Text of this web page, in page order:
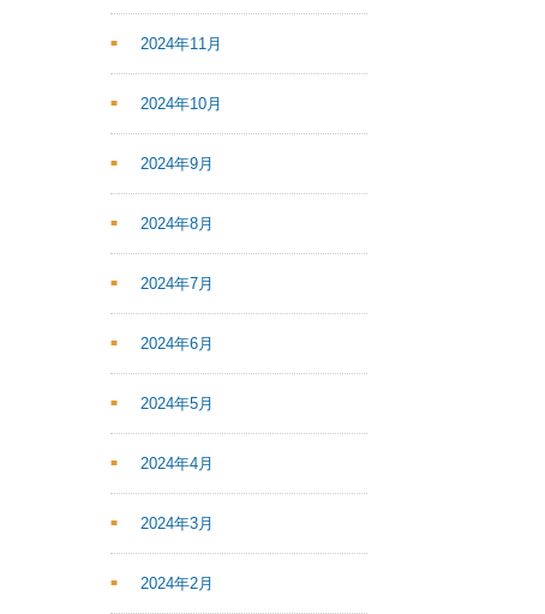
2024年11月
2024年10月
2024年9月
2024年8月
2024年7月
2024年6月
2024年5月
2024年4月
2024年3月
2024年2月